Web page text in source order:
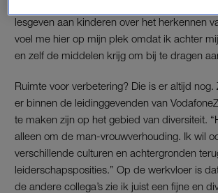
lesgeven aan kinderen over het herkennen
voel me hier op mijn plek omdat ik achter
en zelf de middelen krijg om bij te dragen
Ruimte voor verbetering? Die is er altijd
er binnen de leidinggevenden van
te maken zijn op het gebied van diversiteit.
alleen om de man-vrouwverhouding. Ik wil
verschillende culturen en achtergronden
leiderschapsposities.” Op de werkvloer is
de andere collega’s zie ik juist een fijne en